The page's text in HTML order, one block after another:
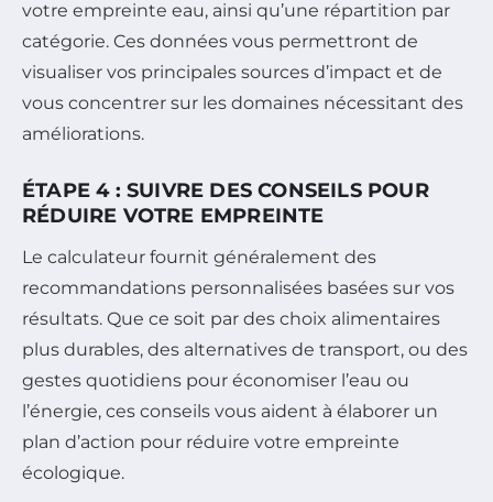
votre empreinte eau, ainsi qu’une répartition par
catégorie. Ces données vous permettront de
visualiser vos principales sources d’impact et de
vous concentrer sur les domaines nécessitant des
améliorations.
ÉTAPE 4 : SUIVRE DES CONSEILS POUR
RÉDUIRE VOTRE EMPREINTE
Le calculateur fournit généralement des
recommandations personnalisées basées sur vos
résultats. Que ce soit par des choix alimentaires
plus durables, des alternatives de transport, ou des
gestes quotidiens pour économiser l’eau ou
l’énergie, ces conseils vous aident à élaborer un
plan d’action pour réduire votre empreinte
écologique.